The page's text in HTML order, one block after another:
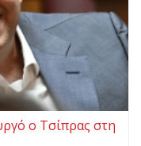
ο Τσίπρας στη